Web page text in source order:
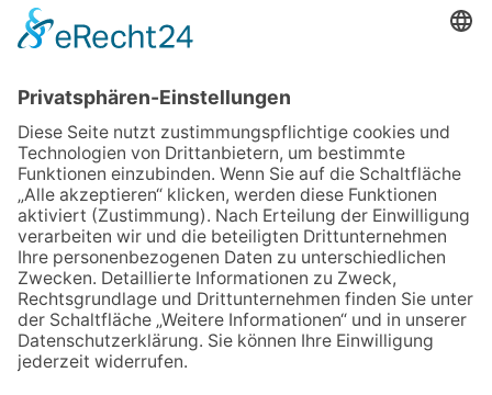
02.07.2026
04.06.2026
Junge Musiker erringen Sieg
beim Mendelssohn-
Wettbewerb
23.07.2026
Partnerschaftsverein
Kronberg-Aberystwyth feiert
30-Jähriges
06.08.2026
„Die Globale Märchenstraße“:
Workshopreihe in der
Stadtbücherei
13.05.2026
GEWINNSPIEL